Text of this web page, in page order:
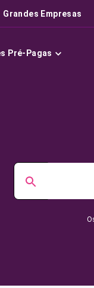
Grandes Empresas
Pré-Pagas